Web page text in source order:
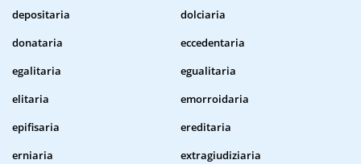
depositaria
dolciaria
donataria
eccedentaria
egalitaria
egualitaria
elitaria
emorroidaria
epifisaria
ereditaria
erniaria
extragiudiziaria